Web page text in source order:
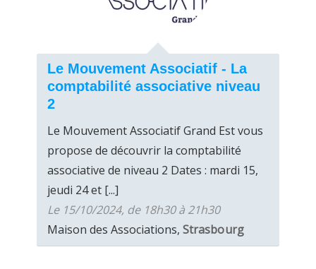
Le Mouvement Associatif - La
comptabilité associative niveau
2
Le Mouvement Associatif Grand Est vous
propose de découvrir la comptabilité
associative de niveau 2 Dates : mardi 15,
jeudi 24 et [...]
Le 15/10/2024, de 18h30 à 21h30
Maison des Associations, Strasbourg